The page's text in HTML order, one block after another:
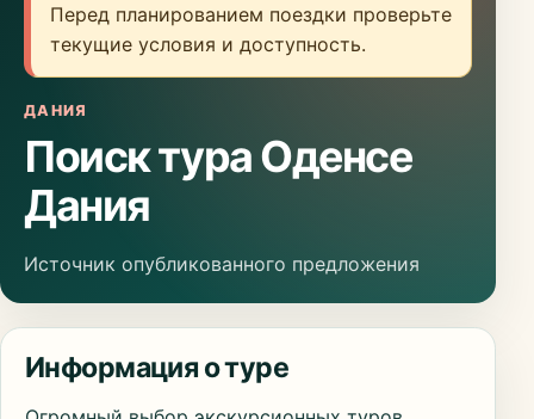
Перед планированием поездки проверьте
текущие условия и доступность.
ДАНИЯ
Поиск тура Оденсе
Дания
Источник опубликованного предложения
Информация о туре